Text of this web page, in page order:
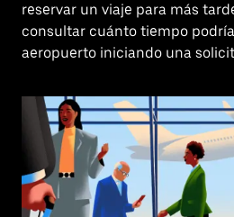
reservar un viaje para más
consultar cuánto tiempo
aeropuerto iniciando una